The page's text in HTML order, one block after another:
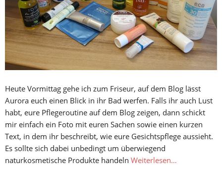
Heute Vormittag gehe ich zum Friseur, auf dem Blog lässt
Aurora euch einen Blick in ihr Bad werfen. Falls ihr auch Lust
habt, eure Pflegeroutine auf dem Blog zeigen, dann schickt
mir einfach ein Foto mit euren Sachen sowie einen kurzen
Text, in dem ihr beschreibt, wie eure Gesichtspflege aussieht.
Es sollte sich dabei unbedingt um überwiegend
naturkosmetische Produkte handeln Weiterlesen…